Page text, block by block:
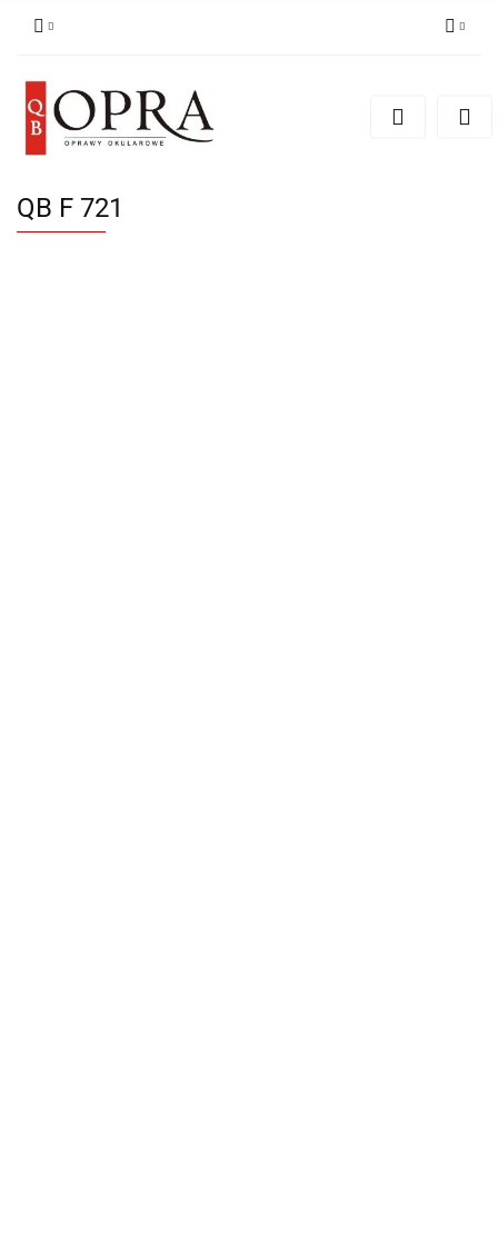
QB F 721